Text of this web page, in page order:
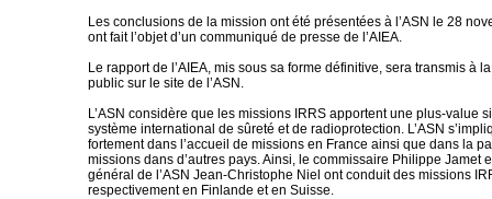
Les conclusions de la mission ont été présentées à l’ASN le 28
ont fait l’objet d’un communiqué de presse de l’AIEA.
Le rapport de l’AIEA, mis sous sa forme définitive, sera transmis à
public sur le site de l’ASN.
L’ASN considère que les missions IRRS apportent une plus-value
système international de sûreté et de radioprotection. L’ASN
fortement dans l’accueil de missions en France ainsi que dans la
missions dans d’autres pays. Ainsi, le commissaire Philippe Jamet
général de l’ASN Jean-Christophe Niel ont conduit des missions
respectivement en Finlande et en Suisse.